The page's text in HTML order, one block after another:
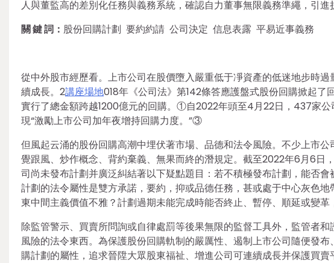
人與董監高的差別化任務與義務系統，確認自力董事無限義務準繩，引進
關 鍵 詞： 股份回購計劃 要約約請 公司決定 信息表露 平易近事義務
從中外股市經歷看。上市公司在股價墮入嚴重低于凈資產的低迷地步時
續成長。2講座場地018年《公司法》第142條答應護盤式股份回購掀起了
實行了總金額跨越1200億元的回購。①自2022年頭至4月22日，437家
現“激勵上市公司加年夜增持回購力度。”③
但風起云涌的股份回購高潮中埋伏著市場、品德和法令風險。不少上市
覺跟風、炒作概念、背約棄義、無果而終的潛規定。截至2022年6月6
司尚未發布計劃并廣泛糾結著以下疑點題目：若不積極發布計劃，能否
計劃的法令屬性是雙方承諾，要約，抑或品德任務，甚或處于中心灰色
東中間主義價值不雅？計劃過期未能完成時能否終止、暫停、順延或變革
除監管警示、買賣所問詢或自律處罰等後果無限的監督工具外，監管者
風險的法令東西。為保護股份回購軌制的嚴厲性、遏制上市公司隨便發
購計劃的屬性，追求晉陞大眾股東福祉、增進公司可連續成長并保護買賣